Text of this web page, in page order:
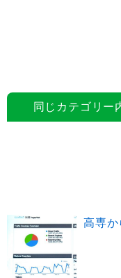
同じカテゴリー
高専か